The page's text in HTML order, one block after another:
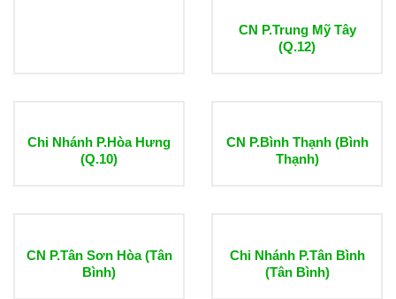
CN P.Trung Mỹ Tây
(Q.12)
Chi Nhánh P.Hòa Hưng
(Q.10)
CN P.Bình Thạnh (Bình
Thạnh)
CN P.Tân Sơn Hòa (Tân
Bình)
Chi Nhánh P.Tân Bình
(Tân Bình)